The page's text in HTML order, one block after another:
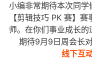
小编非常期待本次同
【剪辑技巧 PK 赛】
师。在你们事业成长的
期待9月9日周会长
线下互